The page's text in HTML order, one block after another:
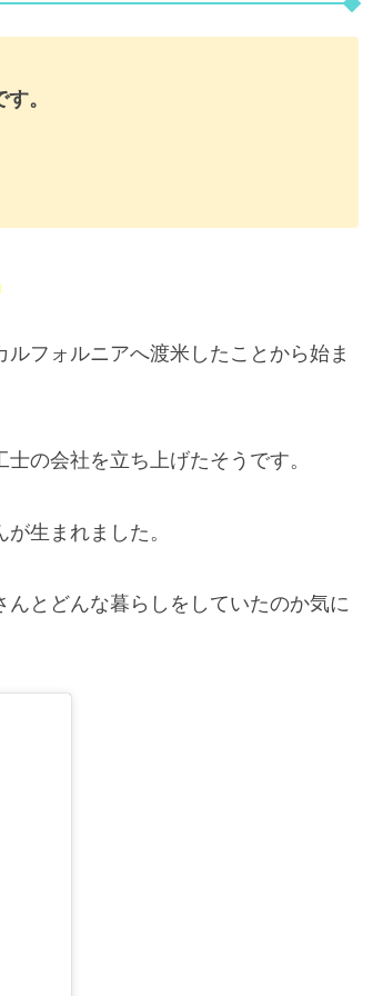
。
フォルニアへ渡米したことから始ま
の会社を立ち上げたそうです。
生まれました。
とどんな暮らしをしていたのか気に